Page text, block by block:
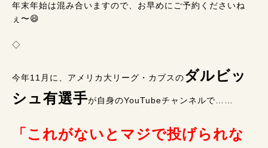
年末年始は混み合いますので、お早めにご予約くださいね
ぇ〜😄
◇
今年11月に、アメリカ大リーグ・カブスのダルビッ
シュ有選手が自身のYouTubeチャンネルで……
「これがないとマジで投げられな